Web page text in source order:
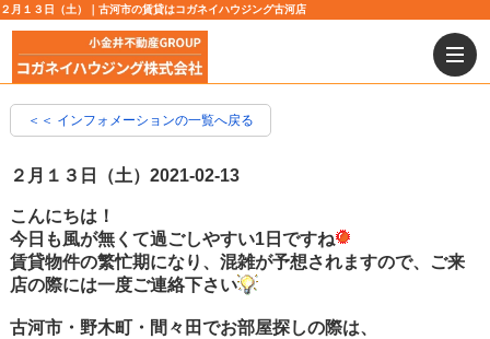
２月１３日（土）｜古河市の賃貸はコガネイハウジング古河店
＜＜ インフォメーションの一覧へ戻る
２月１３日（土） 2021-02-13
こんにちは！
今日も風が無くて過ごしやすい1日ですね
賃貸物件の繁忙期になり、混雑が予想されますので、ご来
店の際には一度ご連絡下さい
古河市・野木町・間々田でお部屋探しの際は、